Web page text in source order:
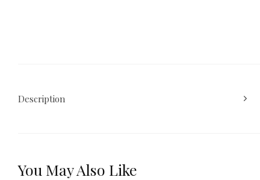
Description
You May Also Like